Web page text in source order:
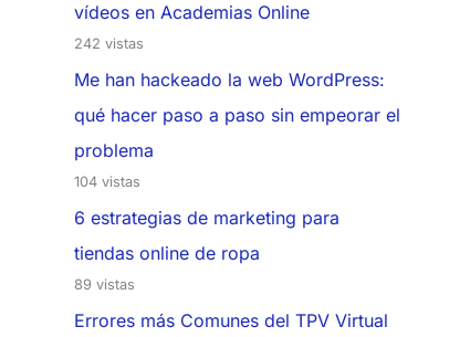
vídeos en Academias Online
242 vistas
Me han hackeado la web WordPress:
qué hacer paso a paso sin empeorar el
problema
104 vistas
6 estrategias de marketing para
tiendas online de ropa
89 vistas
Errores más Comunes del TPV Virtual